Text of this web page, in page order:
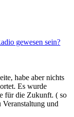
gewesen sein?
habe aber nichts
Es wurde
für die Zukunft. ( so
Veranstaltung und